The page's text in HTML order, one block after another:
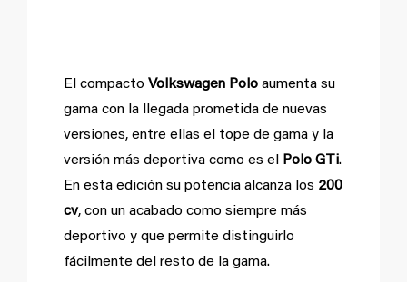
El compacto Volkswagen Polo aumenta su
gama con la llegada prometida de nuevas
versiones, entre ellas el tope de gama y la
versión más deportiva como es el
Polo GTi.
En esta edición su potencia alcanza los 200
cv, con un acabado como siempre más
deportivo y que permite distinguirlo
fácilmente del resto de la gama.